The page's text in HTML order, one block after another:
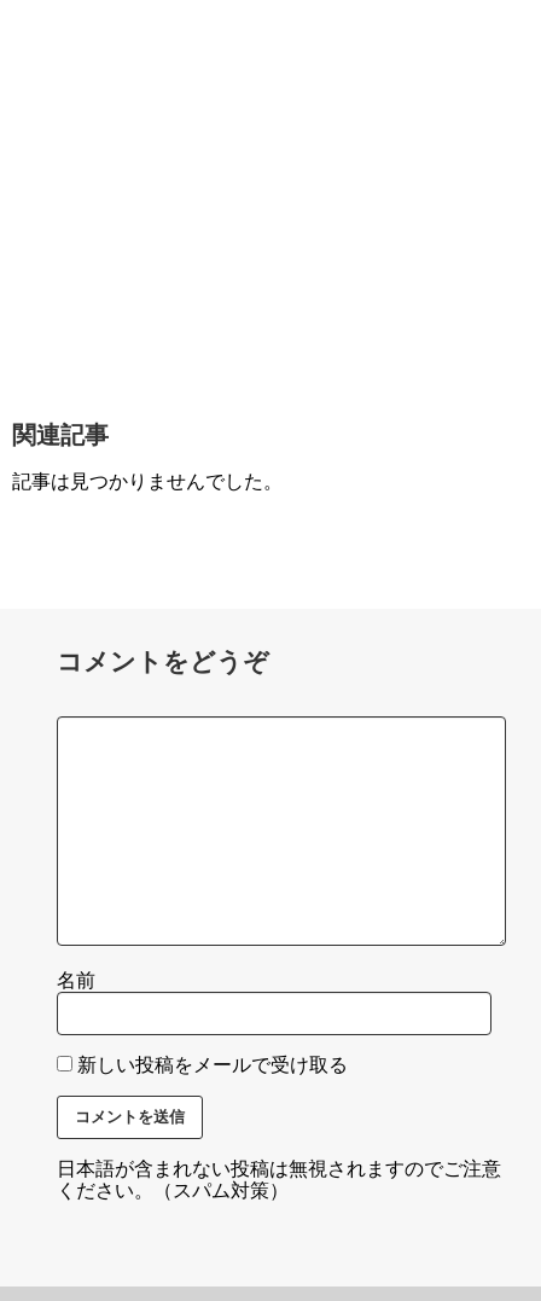
関連記事
記事は見つかりませんでした。
コメントをどうぞ
名前
新しい投稿をメールで受け取る
日本語が含まれない投稿は無視されますのでご注意
ください。（スパム対策）